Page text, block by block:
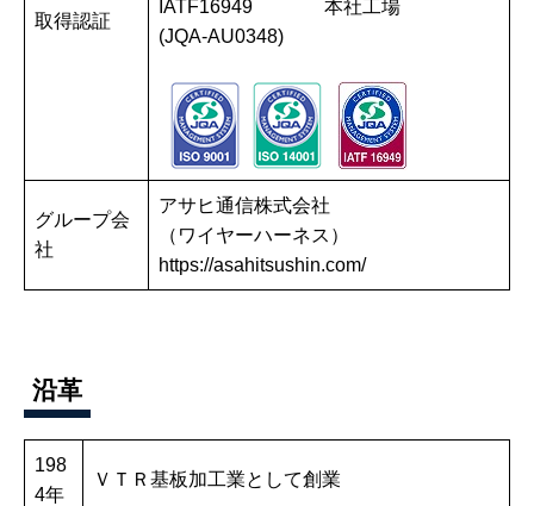
取得認証
IATF16949 本社工場
(JQA-AU0348)
グループ会
社
アサヒ通信株式会社
（ワイヤーハーネス）
https://asahitsushin.com/
沿革
198
4年
ＶＴＲ基板加工業として創業